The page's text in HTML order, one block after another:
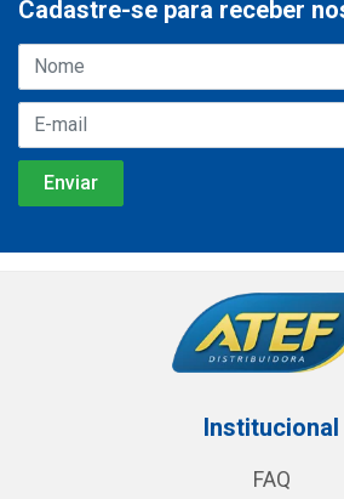
Cadastre-se para receber
Institucional
FAQ